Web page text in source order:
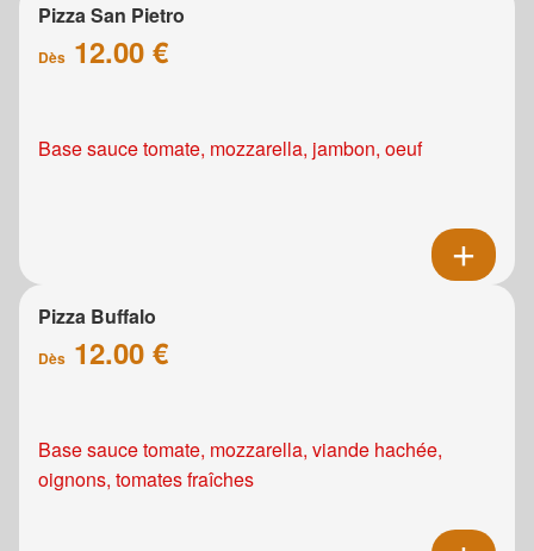
Pizza San Pietro
Dès 12.00 €
Base sauce tomate, mozzarella, jambon, oeuf
Pizza Buffalo
Dès 12.00 €
Base sauce tomate, mozzarella, viande hachée,
oignons, tomates fraîches